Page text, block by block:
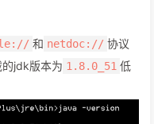
和 netdoc:// 协议
的jdk版本为 1.8.0_51 低